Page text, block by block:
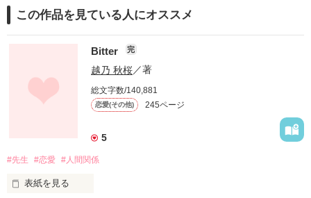
この作品を見ている人にオススメ
Bitter 完
越乃 秋桜／著
総文字数/140,881
恋愛(その他) 245ページ
5
#先生 #恋愛 #人間関係
表紙を見る